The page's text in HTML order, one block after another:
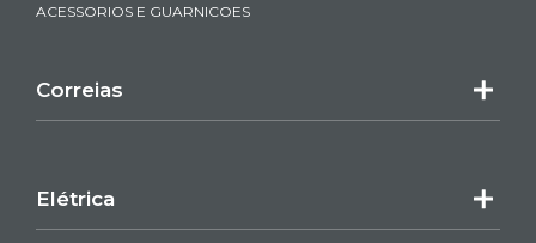
ACESSORIOS E GUARNICOES
Correias
Elétrica